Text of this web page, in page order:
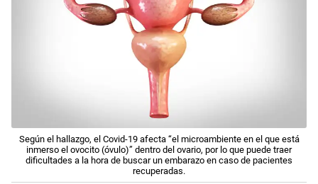
Según el hallazgo, el Covid-19 afecta “el microambiente en el que está
inmerso el ovocito (óvulo)” dentro del ovario, por lo que puede traer
dificultades a la hora de buscar un embarazo en caso de pacientes
recuperadas.